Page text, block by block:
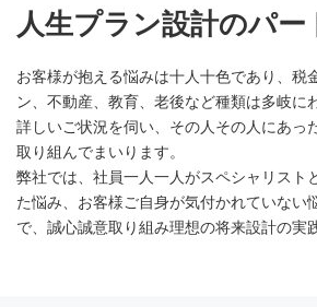
人生プラン設計のパー
お客様が抱える悩みは十人十色であり、税
ン、不動産、教育、老後など種類は多岐に
詳しいご状況を伺い、その人その人にあっ
取り組んでまいります。
弊社では、社員一人一人がスペシャリスト
た悩み、お客様ご自身が気付かれていない
で、誠心誠意取り組み理想の将来設計の実